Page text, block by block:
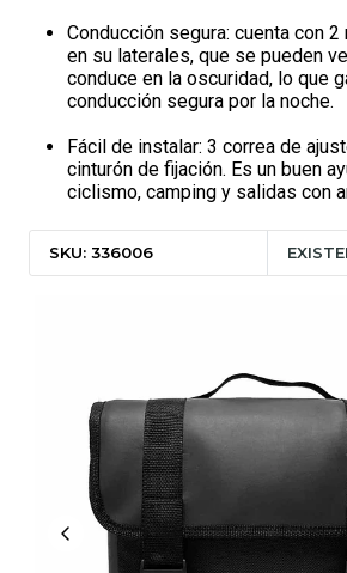
Conducción segura: cuenta con
en su laterales, que se pueden
conduce en la oscuridad, lo que
conducción segura por la noche.
Fácil de instalar: 3 correa de
cinturón de fijación. Es un buen
ciclismo, camping y salidas con
SKU: 336006